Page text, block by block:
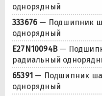
однорядный
333676 — Подшипник
однорядный
E27N10094B—
радиальный
65391 — Подшипник
однорядный